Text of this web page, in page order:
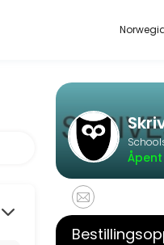
ansatte skal ha tid til